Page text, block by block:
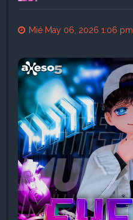
Mié May 06, 2026 1:06 pm